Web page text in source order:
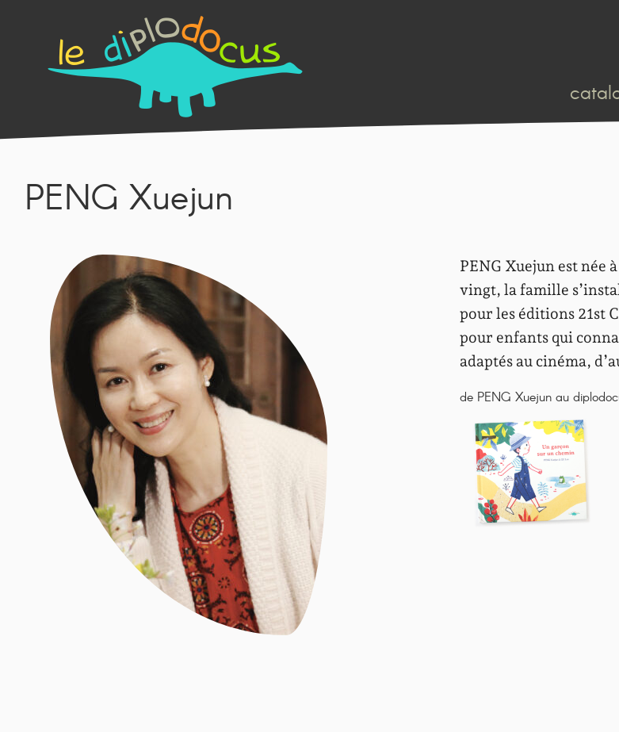
PENG Xuejun
PENG Xuejun est née
vingt, la famille
pour les éditions 21st
pour enfants qui
adaptés au cinéma,
de PENG Xuejun au